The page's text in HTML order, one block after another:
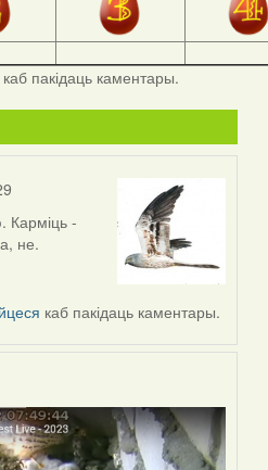
каб пакідаць каментары.
Карміць -
не.
каб пакідаць каментары.